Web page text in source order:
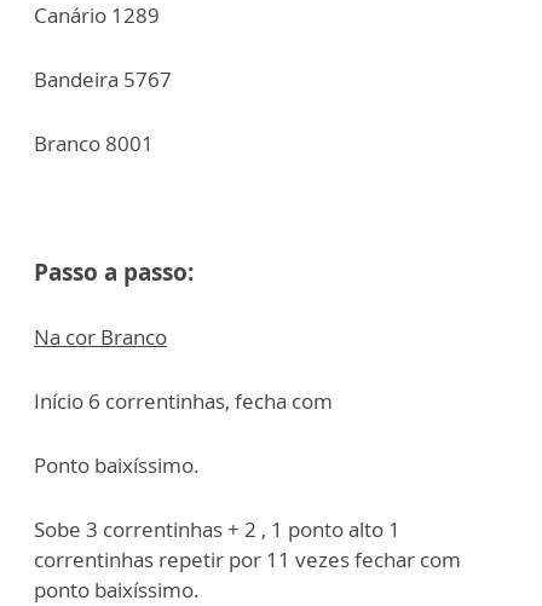
Canário 1289
Bandeira 5767
Branco 8001
Passo a passo:
Na cor Branco
Início 6 correntinhas, fecha com
Ponto baixíssimo.
Sobe 3 correntinhas + 2 , 1 ponto alto 1
correntinhas repetir por 11 vezes fechar com
ponto baixíssimo.